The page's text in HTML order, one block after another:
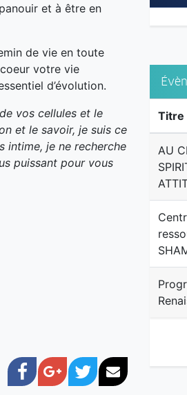
Titre
AU
et à être en
de vie en toute
votre vie
d’évolution.
vos cellules et le
et le savoir, je suis ce
intime, je ne recherche
puissant pour vous
Facebook
Google+
TwitterCourriel